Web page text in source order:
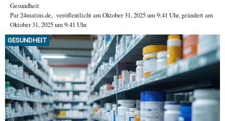
Gesundheit
Par24matins.de, veröffentlicht amOktober 31, 2025um 9:41 Uhr, geändert am
Oktober 31, 2025 um 9:41 Uhr.
GESUNDHEIT